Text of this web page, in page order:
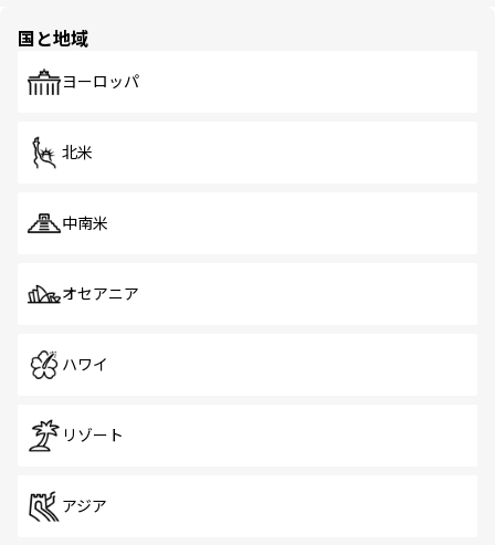
で、ホーカーズは地元の風情を楽しめる外せないスポット
国と地域
ヨーロッパ
北米
中南米
オセアニア
ハワイ
リゾート
アジア